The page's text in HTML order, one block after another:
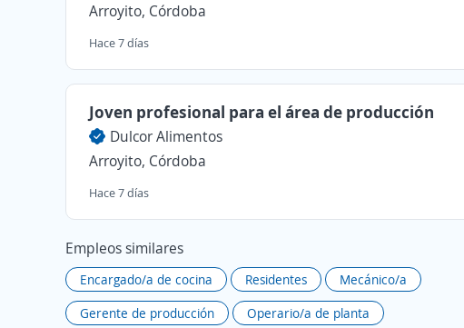
Arroyito, Córdoba
Hace 7 días
Joven profesional para el área de producción
Dulcor Alimentos
Arroyito, Córdoba
Hace 7 días
Empleos similares
Encargado/a de cocina Residentes
Mecánico/a
Gerente de producción
Operario/a de planta